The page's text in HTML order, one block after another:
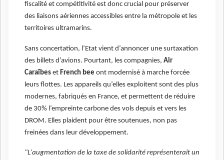
fiscalité et compétitivité est donc crucial pour préserver
des liaisons aériennes accessibles entre la métropole et les
territoires ultramarins.
Sans concertation, l’Etat vient d’annoncer une surtaxation
des billets d’avions. Pourtant, les compagnies, Air
Caraïbes et French bee ont modernisé à marche forcée
leurs flottes. Les appareils qu’elles exploitent sont des plus
modernes, fabriqués en France, et permettent de réduire
de 30% l’empreinte carbone des vols depuis et vers les
DROM. Elles plaident pour être soutenues, non pas
freinées dans leur développement.
"L'augmentation de la taxe de solidarité représenterait un